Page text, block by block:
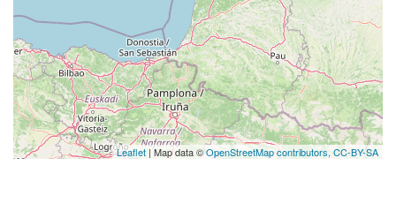
Leaflet | Map data ©OpenStreetMap contributors, CC-BY-SA